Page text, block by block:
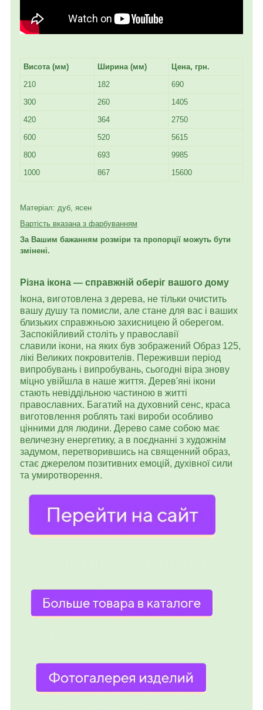
Висота (мм) Ширина (мм)
Цена, грн.
210
182
690
300
260
1405
420
364
2750
600
520
5615
800
693
9985
1000
867 15600
Матеріал: дуб, ясен
Вартість вказана з фарбуванням
За Вашим бажанням розміри та пропорції можуть бути
змінені.
Різна ікона — справжній оберіг вашого дому
Ікона, виготовлена з дерева, не тільки очистить
вашу душу та помисли, але стане для вас і ваших
близьких справжньою захисницею й оберегом.
Заспокійливий століть у православії
славили ікони, на яких був зображений Образ 125,
лікі Великих покровителів. Переживши період
випробувань і випробувань, сьогодні віра знову
міцно увійшла в наше життя. Дерев'яні ікони
стають невіддільною частиною в житті
православних. Багатий на духовний сенс, краса
виготовлення роблять такі вироби особливо
цінними для людини. Дерево саме собою має
величезну енергетику, а в поєднанні з художнім
задумом, перетворившись на священний образ,
стає джерелом позитивних емоцій, духівної сили
та умиротворення.